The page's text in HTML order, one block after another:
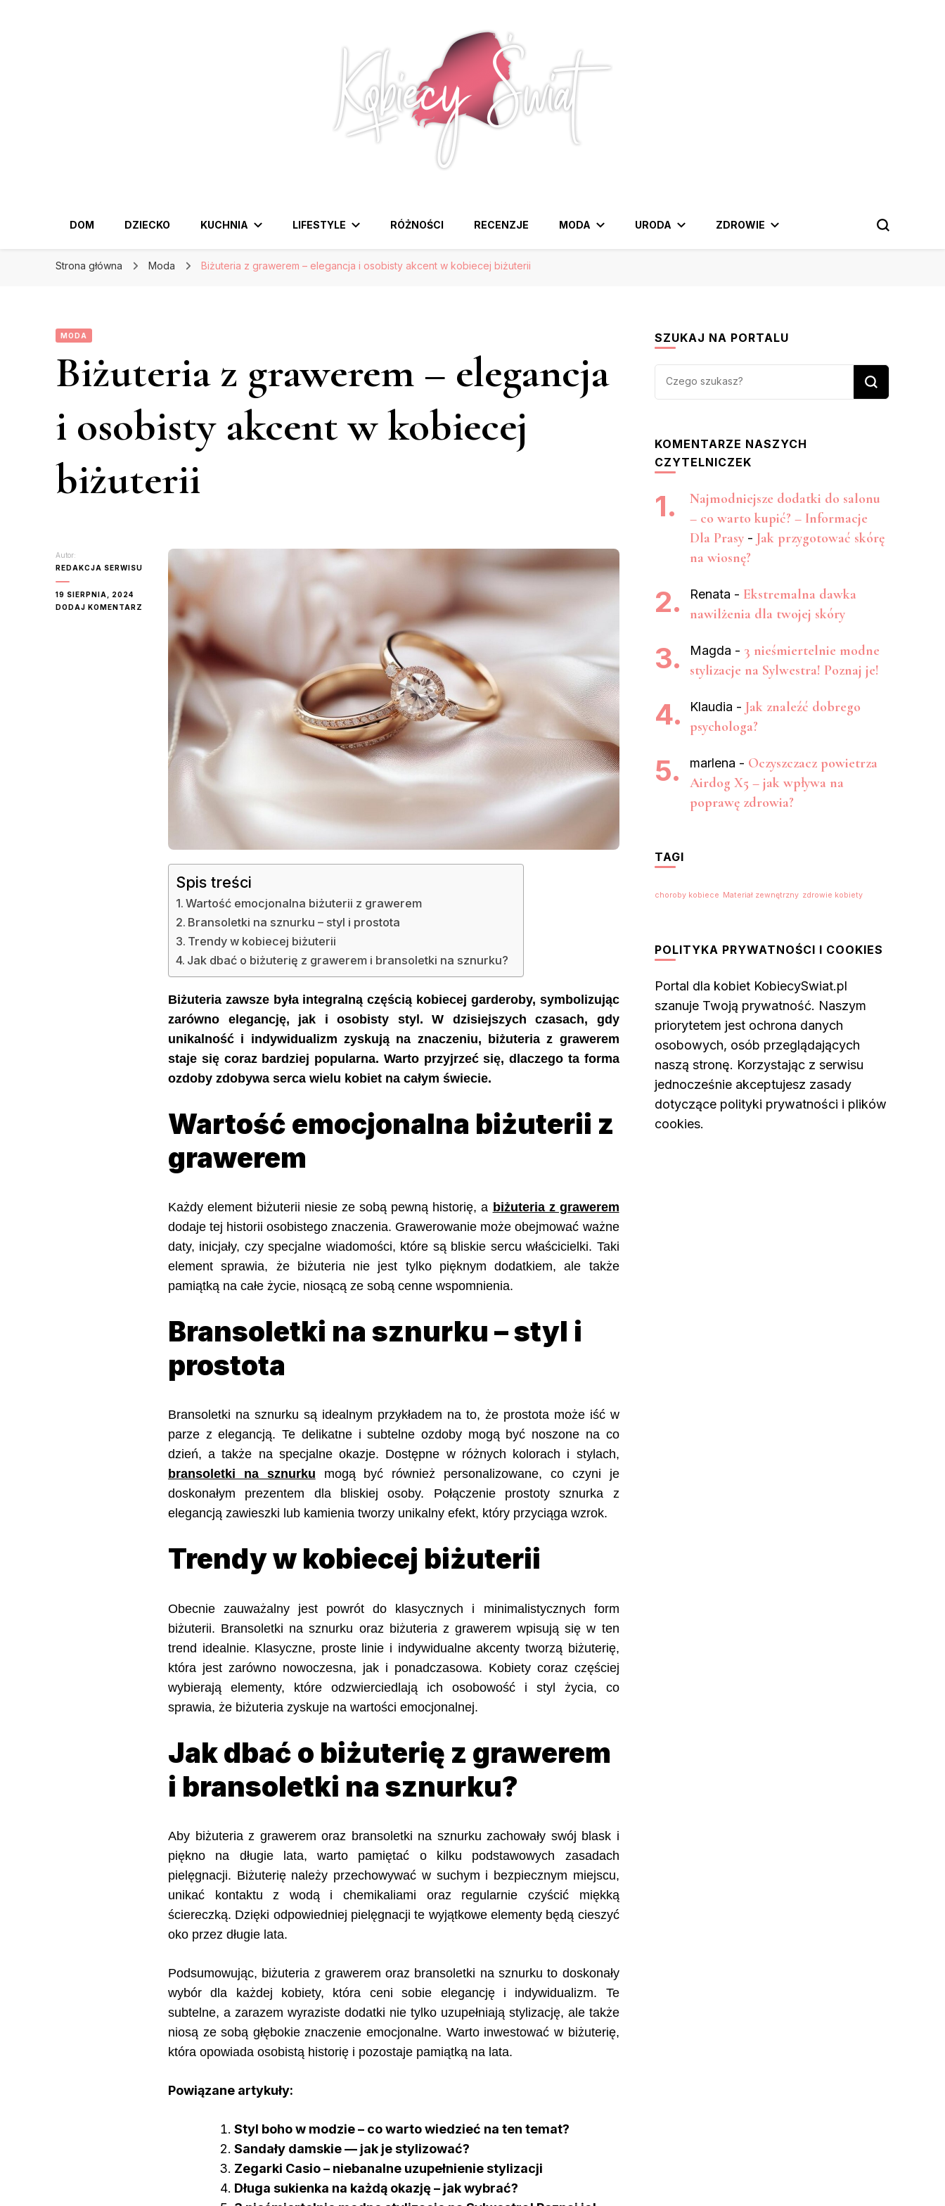
DOM DZIECKO KUCHNIA LIFESTYLE RÓŻNOŚCI RECENZJE MODA URODA ZDROWIE
Strona główna Moda Biżuteria z grawerem – elegancja i osobisty akcent w kobiecej biżuterii
MODA
Biżuteria z grawerem – elegancja
i osobisty akcent w kobiecej
biżuterii
Autor:
REDAKCJA SERWISU
19 SIERPNIA, 2024
DODAJ KOMENTARZ
BIŻUTERIA
KOBIECEJ
BIŻUTERII
Spis treści
Wartość emocjonalna biżuterii z grawerem
Bransoletki na sznurku – styl i prostota
Trendy w kobiecej biżuterii
Jak dbać o biżuterię z grawerem i bransoletki na sznurku?
Biżuteria zawsze była integralną częścią kobiecej garderoby, symbolizując
zarówno elegancję, jak i osobisty styl. W dzisiejszych czasach, gdy
unikalność i indywidualizm zyskują na znaczeniu, biżuteria z grawerem
staje się coraz bardziej popularna. Warto przyjrzeć się, dlaczego ta forma
ozdoby zdobywa serca wielu kobiet na całym świecie.
Wartość emocjonalna biżuterii z
grawerem
Każdy element biżuterii niesie ze sobą pewną historię, a biżuteria z grawerem
dodaje tej historii osobistego znaczenia. Grawerowanie może obejmować ważne
daty, inicjały, czy specjalne wiadomości, które są bliskie sercu właścicielki. Taki
element sprawia, że biżuteria nie jest tylko pięknym dodatkiem, ale także
pamiątką na całe życie, niosącą ze sobą cenne wspomnienia.
Bransoletki na sznurku – styl i
prostota
Bransoletki na sznurku są idealnym przykładem na to, że prostota może iść w
parze z elegancją. Te delikatne i subtelne ozdoby mogą być noszone na co
dzień, a także na specjalne okazje. Dostępne w różnych kolorach i stylach,
bransoletki na sznurku mogą być również personalizowane, co czyni je
doskonałym prezentem dla bliskiej osoby. Połączenie prostoty sznurka z
elegancją zawieszki lub kamienia tworzy unikalny efekt, który przyciąga wzrok.
Trendy w kobiecej biżuterii
Obecnie zauważalny jest powrót do klasycznych i minimalistycznych form
biżuterii. Bransoletki na sznurku oraz biżuteria z grawerem wpisują się w ten
trend idealnie. Klasyczne, proste linie i indywidualne akcenty tworzą biżuterię,
która jest zarówno nowoczesna, jak i ponadczasowa. Kobiety coraz częściej
wybierają elementy, które odzwierciedlają ich osobowość i styl życia, co
sprawia, że biżuteria zyskuje na wartości emocjonalnej.
Jak dbać o biżuterię z grawerem
i bransoletki na sznurku?
Aby biżuteria z grawerem oraz bransoletki na sznurku zachowały swój blask i
piękno na długie lata, warto pamiętać o kilku podstawowych zasadach
pielęgnacji. Biżuterię należy przechowywać w suchym i bezpiecznym miejscu,
unikać kontaktu z wodą i chemikaliami oraz regularnie czyścić miękką
ściereczką. Dzięki odpowiedniej pielęgnacji te wyjątkowe elementy będą cieszyć
oko przez długie lata.
Podsumowując, biżuteria z grawerem oraz bransoletki na sznurku to doskonały
wybór dla każdej kobiety, która ceni sobie elegancję i indywidualizm. Te
subtelne, a zarazem wyraziste dodatki nie tylko uzupełniają stylizację, ale także
niosą ze sobą głębokie znaczenie emocjonalne. Warto inwestować w biżuterię,
która opowiada osobistą historię i pozostaje pamiątką na lata.
Powiązane artykuły:
Styl boho w modzie – co warto wiedzieć na ten temat?
Sandały damskie — jak je stylizować?
Zegarki Casio – niebanalne uzupełnienie stylizacji
Długa sukienka na każdą okazję – jak wybrać?
SZUKAJ NA PORTALU
Szukasz
KOMENTARZE NASZYCH
CZYTELNICZEK
Najmodniejsze dodatki do salonu
– co warto kupić? – Informacje
Dla Prasy- Jak przygotować skórę
na wiosnę?
Renata - Ekstremalna dawka
nawilżenia dla twojej skóry
Magda - 3 nieśmiertelnie modne
stylizacje na Sylwestra! Poznaj je!
Klaudia - Jak znaleźć dobrego
psychologa?
marlena - Oczyszczacz powietrza
Airdog X5 – jak wpływa na
poprawę zdrowia?
TAGI
choroby kobiece Materiał zewnętrzny zdrowie kobiety
POLITYKA PRYWATNOŚCI I COOKIES
Portal dla kobiet KobiecySwiat.pl
szanuje Twoją prywatność. Naszym
priorytetem jest ochrona danych
osobowych, osób przeglądających
naszą stronę. Korzystając z serwisu
jednocześnie akceptujesz zasady
dotyczące polityki prywatności i plików
cookies.